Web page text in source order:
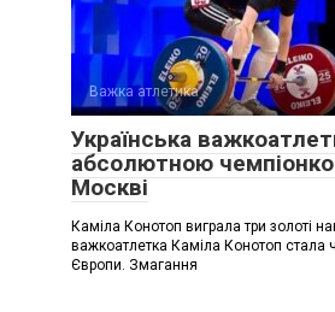
Важка атлетика
Українська
абсолютною
Москві
Каміла Конотоп виграла три золоті
важкоатлетка Каміла Конотоп стала
Європи. Змагання